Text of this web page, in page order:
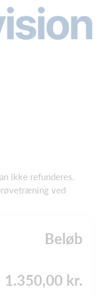
ikke refunderes.
ved
Beløb
1.350,00 kr.